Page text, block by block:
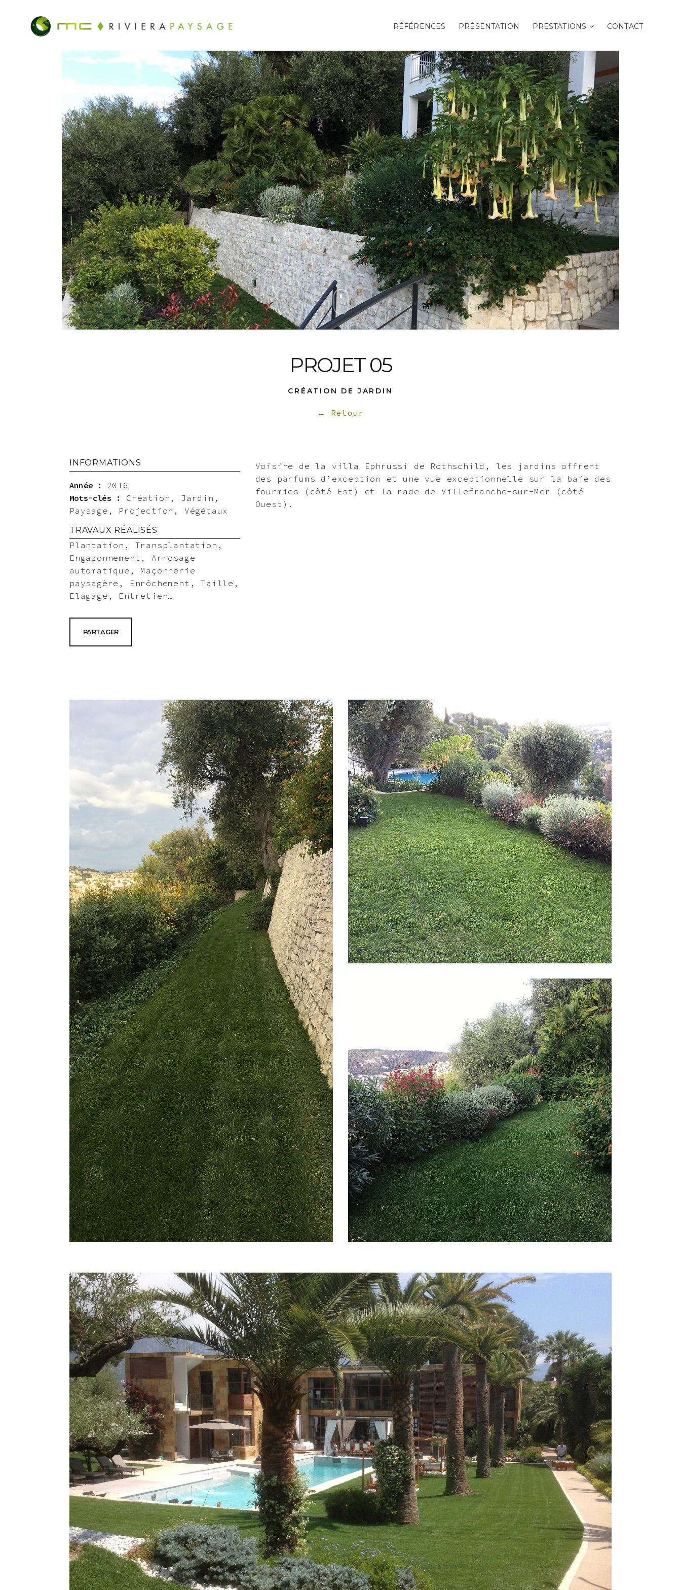
RÉFÉRENCES PRÉSENTATION PRESTATIONS CONTACT
PROJET 05
CRÉATION DE JARDIN
← Retour
INFORMATIONS
Année : 2016
Mots-clés :
Création, Jardin,
Paysage, Projection, Végétaux
TRAVAUX RÉALISÉS
Plantation, Transplantation,
Engazonnement, Arrosage
automatique, Maçonnerie
paysagère, Enrôchement, Taille,
Elagage, Entretien…
PARTAGER
Voisine de la villa Ephrussi de Rothschild, les jardins offrent
des parfums d’exception et une vue exceptionnelle sur la baie des
fourmies (côté Est) et la rade de Villefranche-sur-Mer (côté
Ouest).